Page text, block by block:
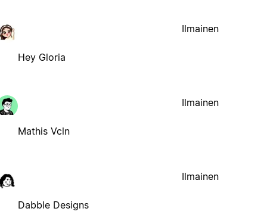
Hey Gloria
Ilmainen
Mathis Vcln
Ilmainen
Dabble Designs
Ilmainen